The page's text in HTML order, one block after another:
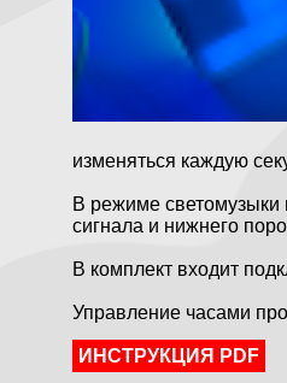
изменяться каждую
В режиме светомузыки
сигнала и нижнего
В комплект входит
Управление часами
ИНСТРУКЦИЯ PDF